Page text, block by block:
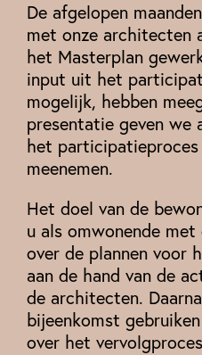
De afgelopen
met onze architecten
het Masterplan
input uit het
mogelijk, hebben
presentatie geven we
het participatieproces
meenemen.
Het doel van de
u als omwonende
over de plannen voor
aan de hand van de
de architecten.
bijeenkomst
over het